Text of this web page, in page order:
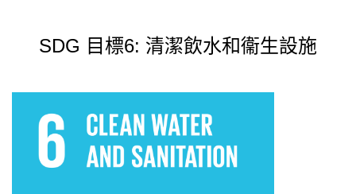
SDG 目標6: 清潔飲水和衞生設施